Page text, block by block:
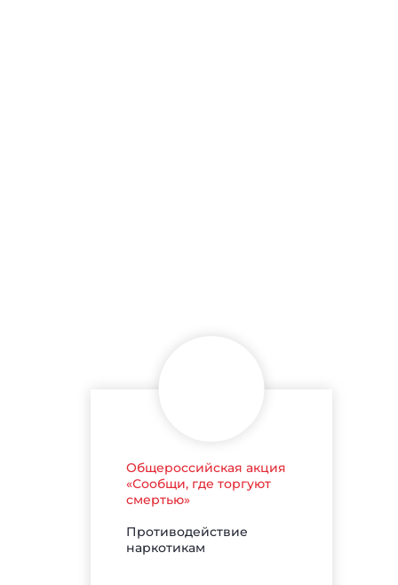
Общероссийская акция
«Сообщи, где торгуют
смертью»
Противодействие
наркотикам